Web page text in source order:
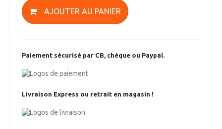
AJOUTER AU PANIER
Paiement sécurisé par CB, chèque ou Paypal.
Livraison Express ou retrait en magasin !